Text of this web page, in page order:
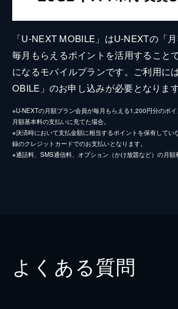
「U-NEXT MOBILE」はU-NEXTの「
毎月もらえるポイントを活用すること
になるモバイルプランです。ご利用に
OBILE」のお申し込みが必要となります
※U-NEXTの月額プラン会員が毎月もらえる1,200円分のポ
月額基本料の支払いに充てた場合。
※決済時において支払金額に相当するポイントを保有してい
録のクレジットカードでのお支払いとなります。
※通話料、SMS通信料、オプション（かけ放題など）の月額
よくある質問